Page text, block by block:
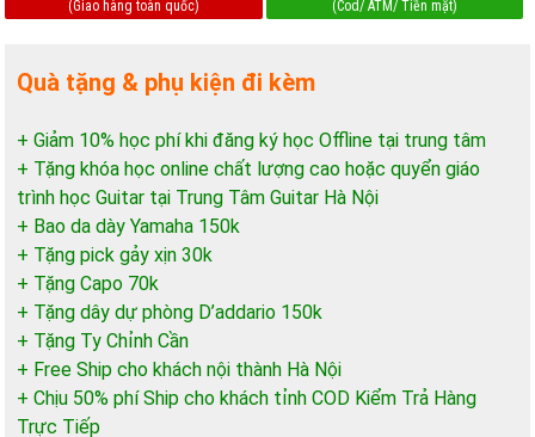
(Giao hàng toàn quốc) (Cod/ ATM/ Tiền mặt)
Quà tặng & phụ kiện đi kèm
+ Giảm 10% học phí khi đăng ký học Offline tại trung tâm
+ Tặng khóa học online chất lượng cao hoặc quyển giáo
trình học Guitar tại Trung Tâm Guitar Hà Nội
+ Bao da dày Yamaha 150k
+ Tặng pick gảy xịn 30k
+ Tặng Capo 70k
+ Tặng dây dự phòng D’addario 150k
+ Tặng Ty Chỉnh Cần
+ Free Ship cho khách nội thành Hà Nội
+ Chịu 50% phí Ship cho khách tỉnh COD Kiểm Trả Hàng
Trực Tiếp